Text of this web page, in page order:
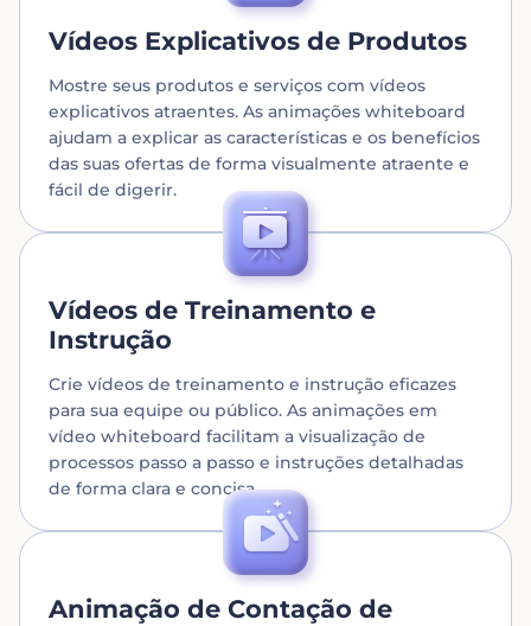
Vídeos Explicativos de Produtos
Mostre seus produtos e serviços com vídeos
explicativos atraentes. As animações whiteboard
ajudam a explicar as características e os benefícios
das suas ofertas de forma visualmente atraente e
fácil de digerir.
Vídeos de Treinamento e
Instrução
Crie vídeos de treinamento e instrução eficazes
para sua equipe ou público. As animações em
vídeo whiteboard facilitam a visualização de
processos passo a passo e instruções detalhadas
de forma clara e concisa.
Animação de Contação de